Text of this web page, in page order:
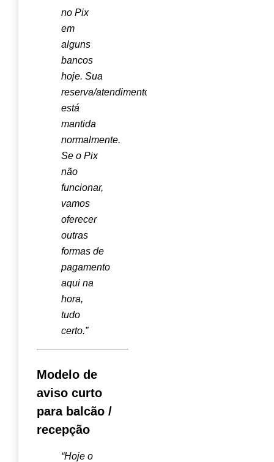
no Pix
em
alguns
bancos
hoje. Sua
reserva/atendimento
está
mantida
normalmente.
Se o Pix
não
funcionar,
vamos
oferecer
outras
formas de
pagamento
aqui na
hora,
tudo
certo.”
Modelo de
aviso curto
para balcão /
recepção
“Hoje o